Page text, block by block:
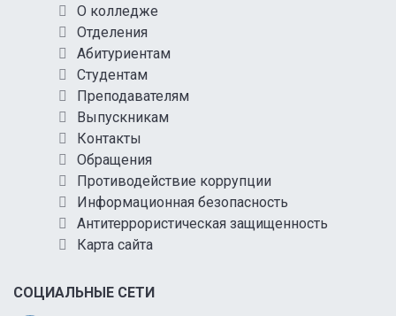
О колледже
Отделения
Абитуриентам
Студентам
Преподавателям
Выпускникам
Контакты
Обращения
Противодействие коррупции
Информационная безопасность
Антитеррористическая защищенность
Карта сайта
СОЦИАЛЬНЫЕ СЕТИ